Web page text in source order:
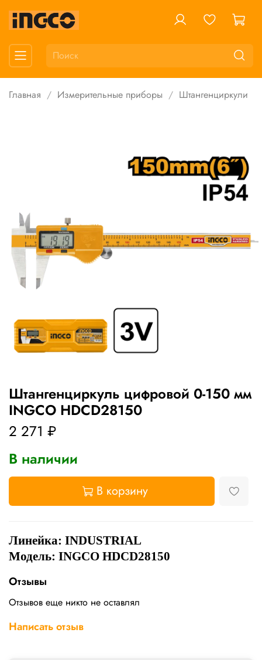
Главная Измерительные приборы Штангенциркули
Штангенциркуль цифровой 0-150 мм
INGCO HDCD28150
2 271 ₽
В наличии
В корзину
Линейка: INDUSTRIAL
Модель: INGCO HDCD28150
Отзывы
Отзывов еще никто не оставлял
Написать отзыв